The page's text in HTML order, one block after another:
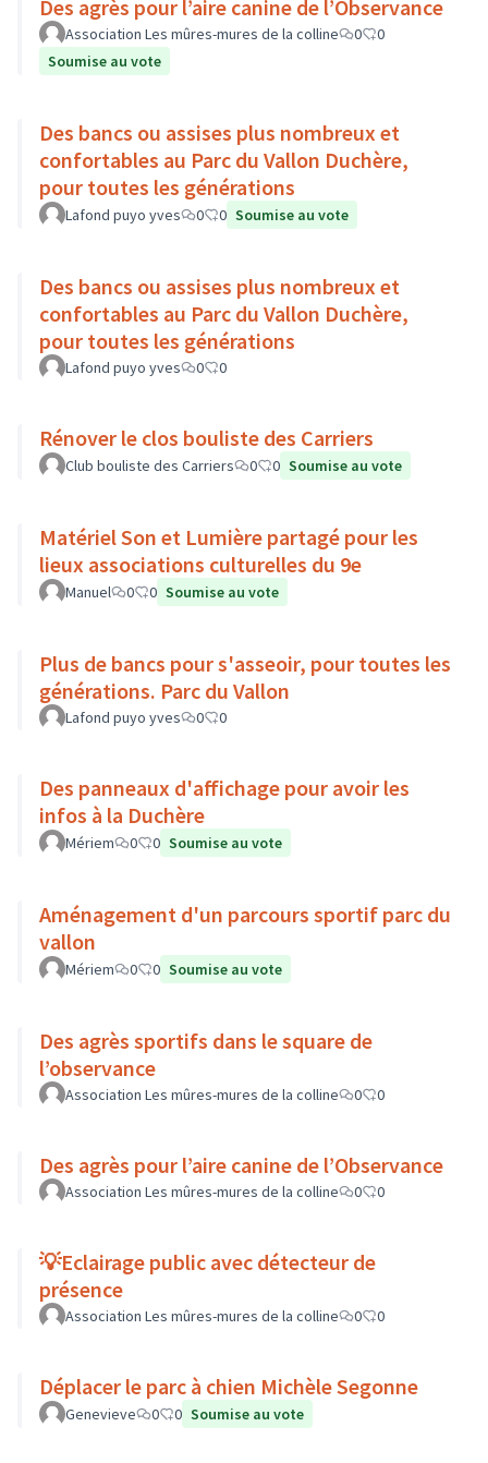
Des agrès pour l’aire canine de l’Observance
Association Les mûres-mures de la colline 0
0
Soumise au vote
Des bancs ou assises plus nombreux et
confortables au Parc du Vallon Duchère,
pour toutes les générations
Lafond puyo yves 0 0 Soumise au vote
Des bancs ou assises plus nombreux et
confortables au Parc du Vallon Duchère,
pour toutes les générations
Lafond puyo yves 0 0
Rénover le clos bouliste des Carriers
Club bouliste des Carriers 0 0 Soumise au vote
Matériel Son et Lumière partagé pour les
lieux associations culturelles du 9e
Manuel 0 0 Soumise au vote
Plus de bancs pour s'asseoir, pour toutes les
générations. Parc du Vallon
Lafond puyo yves 0 0
Des panneaux d'affichage pour avoir les
infos à la Duchère
Mériem 0 0 Soumise au vote
Aménagement d'un parcours sportif parc du
vallon
Mériem 0 0 Soumise au vote
Des agrès sportifs dans le square de
l’observance
Association Les mûres-mures de la colline 0 0
Des agrès pour l’aire canine de l’Observance
Association Les mûres-mures de la colline 0 0
💡Eclairage public avec détecteur de
présence
Association Les mûres-mures de la colline 0 0
Déplacer le parc à chien Michèle Segonne
Genevieve 0 0 Soumise au vote